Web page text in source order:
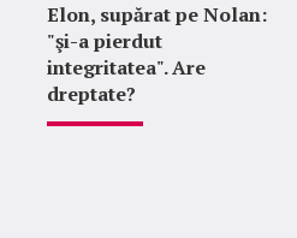
Elon, supărat pe Nolan:
"şi-a pierdut
integritatea". Are
dreptate?